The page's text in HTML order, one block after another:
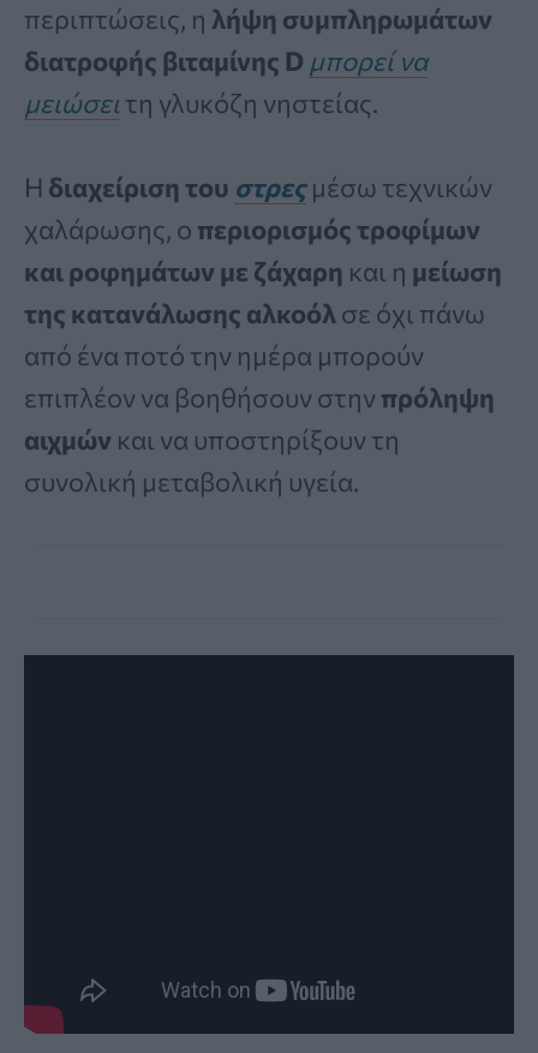
περιπτώσεις, η λήψη συμπληρωμάτων
διατροφής βιταμίνης D μπορεί να
μειώσει τη γλυκόζη νηστείας.
Η διαχείριση του στρεςμέσω τεχνικών
χαλάρωσης, ο περιορισμός τροφίμων
και ροφημάτων με ζάχαρη και η μείωση
της κατανάλωσης αλκοόλσε όχι πάνω
από ένα ποτό την ημέρα μπορούν
επιπλέον να βοηθήσουν στην πρόληψη
αιχμών και να υποστηρίξουν τη
συνολική μεταβολική υγεία.